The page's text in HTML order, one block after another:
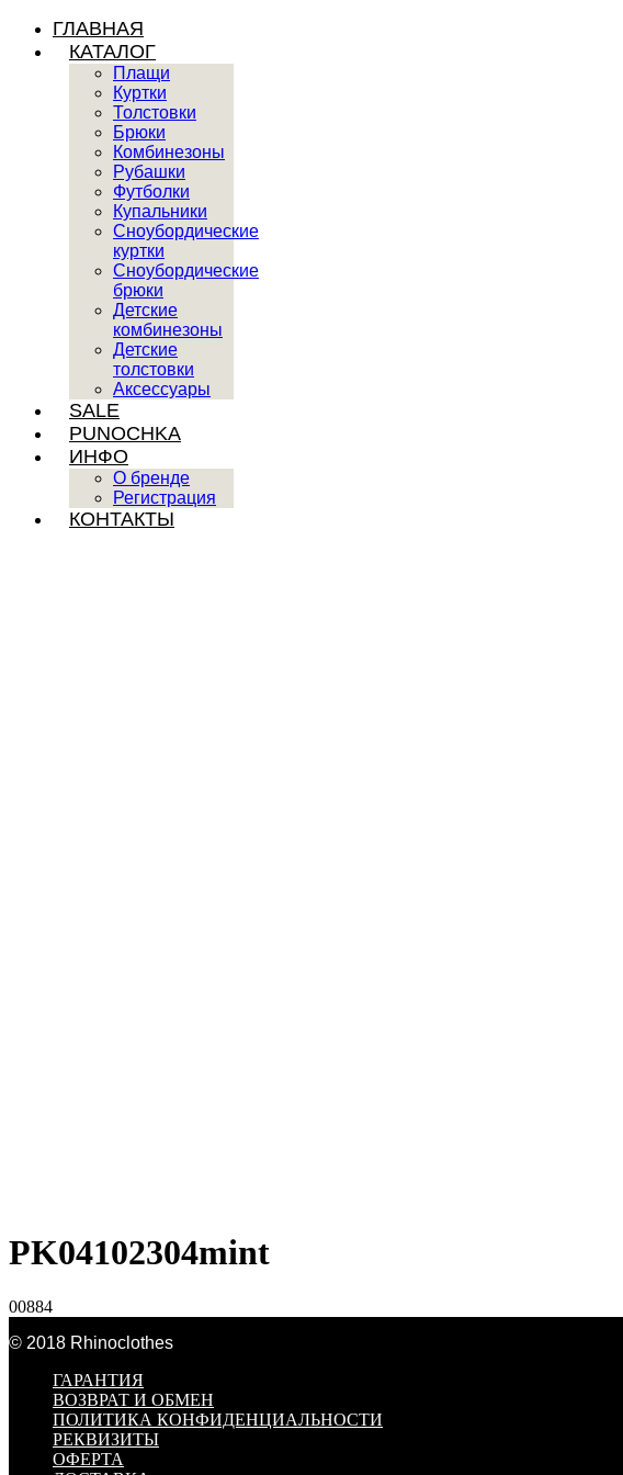
ГЛАВНАЯ
КАТАЛОГ
Плащи
Куртки
Толстовки
Брюки
Комбинезоны
Рубашки
Футболки
Купальники
Сноубордические
куртки
Сноубордические
брюки
Детские
комбинезоны
Детские
толстовки
Аксессуары
SALE
PUNOCHKA
ИНФО
О бренде
Регистрация
КОНТАКТЫ
PK04102304mint
00884
© 2018 Rhinoclothes
ГАРАНТИЯ
ВОЗВРАТ И ОБМЕН
ПОЛИТИКА КОНФИДЕНЦИАЛЬНОСТИ
РЕКВИЗИТЫ
ОФЕРТА